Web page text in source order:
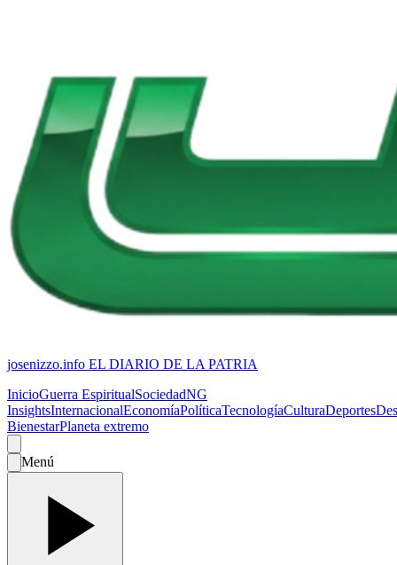
josenizzo.info EL DIARIO DE LA PATRIA
InicioGuerra EspiritualSociedadNG
InsightsInternacionalEconomíaPolíticaTecnologíaCulturaDeportes
BienestarPlaneta extremo
Menú